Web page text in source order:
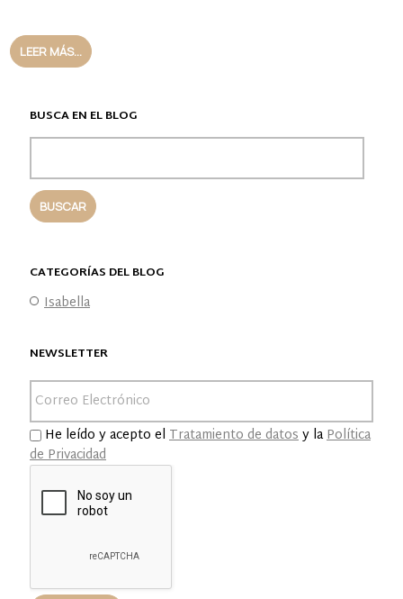
BUSCA EN EL BLOG
CATEGORÍAS DEL BLOG
Isabella
NEWSLETTER
He leído y acepto el Tratamiento de datosy laPolítica
de Privacidad
LEER MÁS...